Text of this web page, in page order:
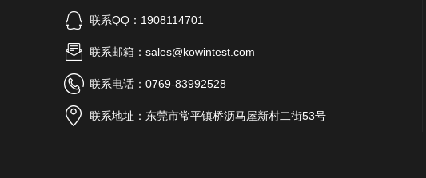
联系QQ：1908114701
联系邮箱：sales@kowintest.com
联系电话：0769-83992528
联系地址：东莞市常平镇桥沥马屋新村二街53号